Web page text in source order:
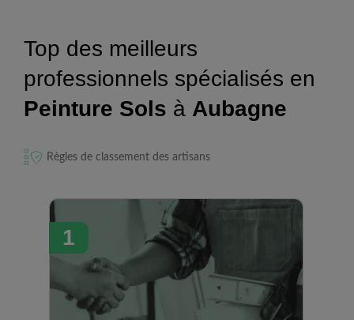
Top des meilleurs
professionnels spécialisés en
Peinture Sols à Aubagne
Règles de classement des artisans
1